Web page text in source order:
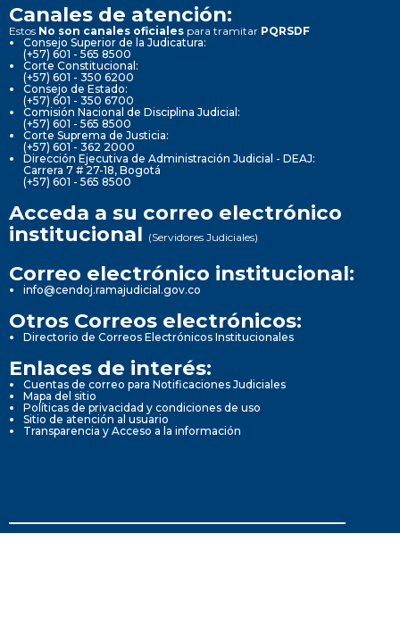
Canales de atención:
Estos No son canales oficiales para tramitar PQRSDF
Consejo Superior de la Judicatura:
(+57) 601 - 565 8500
Corte Constitucional:
(+57) 601 - 350 6200
Consejo de Estado:
(+57) 601 - 350 6700
Comisión Nacional de Disciplina Judicial:
(+57) 601 - 565 8500
Corte Suprema de Justicia:
(+57) 601 - 362 2000
Dirección Ejecutiva de Administración Judicial - DEAJ:
Carrera 7 # 27-18, Bogotá
(+57) 601 - 565 8500
Acceda a su correo electrónico
institucional (Servidores Judiciales)
Correo electrónico institucional:
info@cendoj.ramajudicial.gov.co
Otros Correos electrónicos:
Directorio de Correos Electrónicos Institucionales
Enlaces de interés:
Cuentas de correo para Notificaciones Judiciales
Mapa del sitio
Políticas de privacidad y condiciones de uso
Sitio de atención al usuario
Transparencia y Acceso a la información